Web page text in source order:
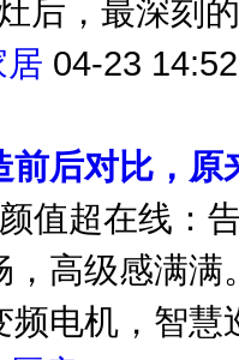
后，最深刻
居 04-23 14:52
前后对比，
值超在线：
高级感满
频电机，智慧